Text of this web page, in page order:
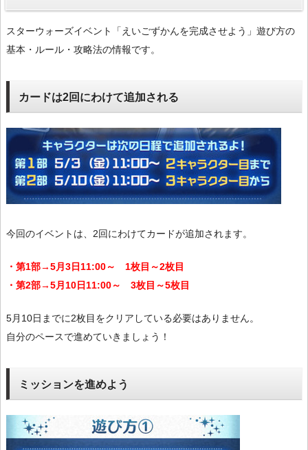
スターウォーズイベント「えいごずかんを完成させよう」遊び方の
基本・ルール・攻略法の情報です。
カードは2回にわけて追加される
今回のイベントは、2回にわけてカードが追加されます。
・第1部→5月3日11:00～ 1枚目～2枚目
・第2部→5月10日11:00～ 3枚目～5枚目
5月10日までに2枚目をクリアしている必要はありません。
自分のペースで進めていきましょう！
ミッションを進めよう